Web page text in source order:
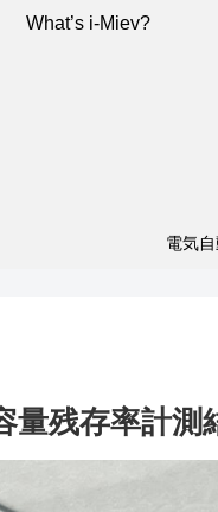
電気
What’s i-Miev?
量残存率計測